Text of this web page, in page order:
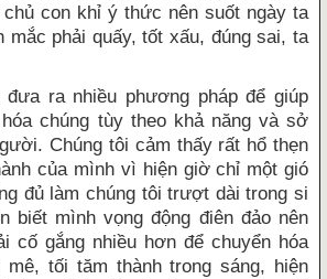
con khỉ ý thức nên suốt ngày ta
mắc phải quấy, tốt xấu, đúng sai, ta
ra nhiều phương pháp để giúp
chúng tùy theo khả năng và sở
Chúng tôi cảm thấy rất hổ thẹn
của mình vì hiện giờ chỉ một gió
đủ làm chúng tôi trượt dài trong si
biết mình vọng động điên đảo nên
cố gắng nhiều hơn để chuyển hóa
tối tăm thành trong sáng, hiện